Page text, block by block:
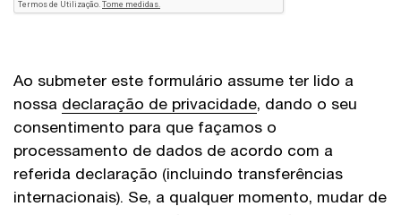
Ao submeter este formulário assume ter lido a
nossa declaração de privacidade, dando o seu
consentimento para que façamos o
processamento de dados de acordo com a
referida declaração (incluindo transferências
internacionais). Se, a qualquer momento, mudar de